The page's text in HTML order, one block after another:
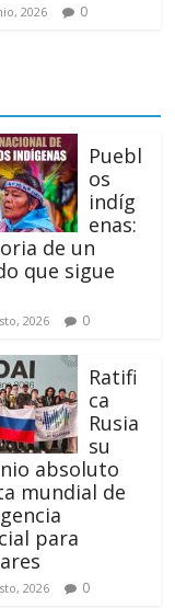
2026 0
Puebl
os
indíg
enas:
de un
que sigue
2026 0
Ratifi
ca
Rusia
su
absoluto
mundial de
para
2026 0